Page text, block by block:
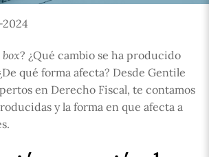
? ¿Qué cambio se ha producido
qué forma afecta? Desde Gentile
en Derecho Fiscal, te contamos
y la forma en que afecta a